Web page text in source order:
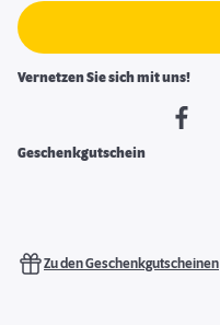
Vernetzen Sie sich mit uns!
Geschenkgutschein
Zu den Geschenkgutscheinen